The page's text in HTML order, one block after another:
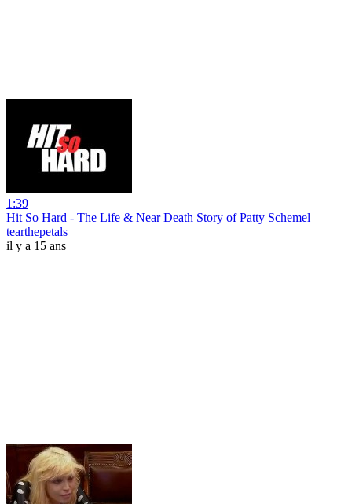
1:39
Hit So Hard - The Life & Near Death Story of Patty Schemel
tearthepetals
il y a 15 ans